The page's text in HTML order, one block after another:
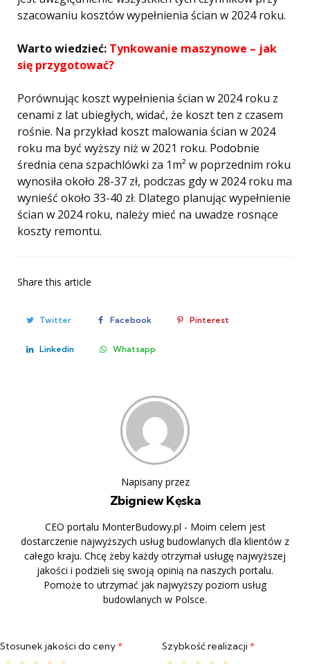
szacowaniu kosztów wypełnienia ścian w 2024 roku.
Warto wiedzieć: Tynkowanie maszynowe – jak
się przygotować?
Porównując koszt wypełnienia ścian w 2024 roku z
cenami z lat ubiegłych, widać, że koszt ten z czasem
rośnie. Na przykład koszt malowania ścian w 2024
roku ma być wyższy niż w 2021 roku. Podobnie
średnia cena szpachlówki za 1m² w poprzednim roku
wynosiła około 28-37 zł, podczas gdy w 2024 roku ma
wynieść około 33-40 zł. Dlatego planując wypełnienie
ścian w 2024 roku, należy mieć na uwadze rosnące
koszty remontu.
Share this article
Twitter Facebook Pinterest
Linkedin Whatsapp
Napisany przez
Zbigniew Kęska
CEO portalu MonterBudowy.pl - Moim celem jest
dostarczenie najwyższych usług budowlanych dla klientów z
całego kraju. Chcę żeby każdy otrzymał usługę najwyższej
jakości i podzieli się swoją opinią na naszych portalu.
Pomoże to utrzymać jak najwyższy poziom usług
budowlanych w Polsce.
Stosunek jakości do ceny* Szybkość realizacji*